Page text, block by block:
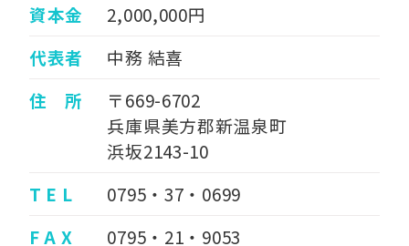
資本金
2,000,000円
代表者
中務 結喜
住 所
〒669-6702
兵庫県美方郡新温泉町
浜坂2143-10
T E L
0795・37・0699
F A X
0795・21・9053